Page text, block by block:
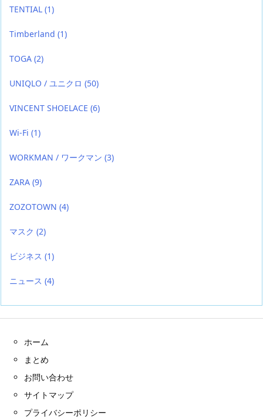
TENTIAL (1)
Timberland (1)
TOGA (2)
UNIQLO / ユニクロ (50)
VINCENT SHOELACE (6)
Wi-Fi (1)
WORKMAN / ワークマン (3)
ZARA (9)
ZOZOTOWN (4)
マスク (2)
ビジネス (1)
ニュース (4)
ホーム
まとめ
お問い合わせ
サイトマップ
プライバシーポリシー